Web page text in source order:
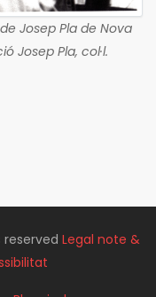
Josep Pla de Nova
Josep Pla, col·l.
Legal note &